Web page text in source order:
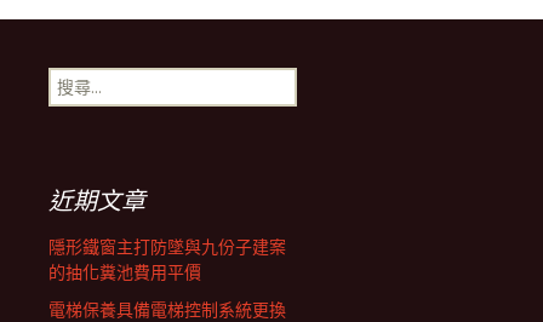
導
覽
列
搜
尋
近期文章
隱形鐵窗主打防墜與九份子建案
的抽化糞池費用平價
電梯保養具備電梯控制系統更換